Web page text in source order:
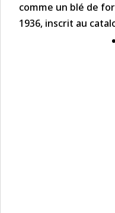
comme un blé de
1936, inscrit au